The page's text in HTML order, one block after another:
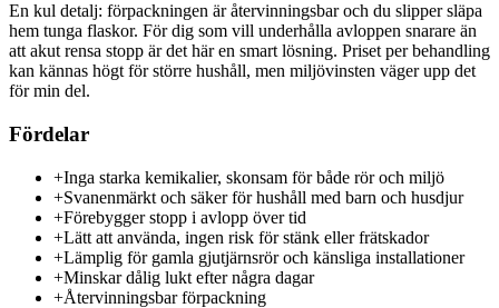
En kul detalj: förpackningen är återvinningsbar och du slipper släpa
hem tunga flaskor. För dig som vill underhålla avloppen snarare än
att akut rensa stopp är det här en smart lösning. Priset per behandling
kan kännas högt för större hushåll, men miljövinsten väger upp det
för min del.
Fördelar
+Inga starka kemikalier, skonsam för både rör och miljö
+Svanenmärkt och säker för hushåll med barn och husdjur
+Förebygger stopp i avlopp över tid
+Lätt att använda, ingen risk för stänk eller frätskador
+Lämplig för gamla gjutjärnsrör och känsliga installationer
+Minskar dålig lukt efter några dagar
+Återvinningsbar förpackning